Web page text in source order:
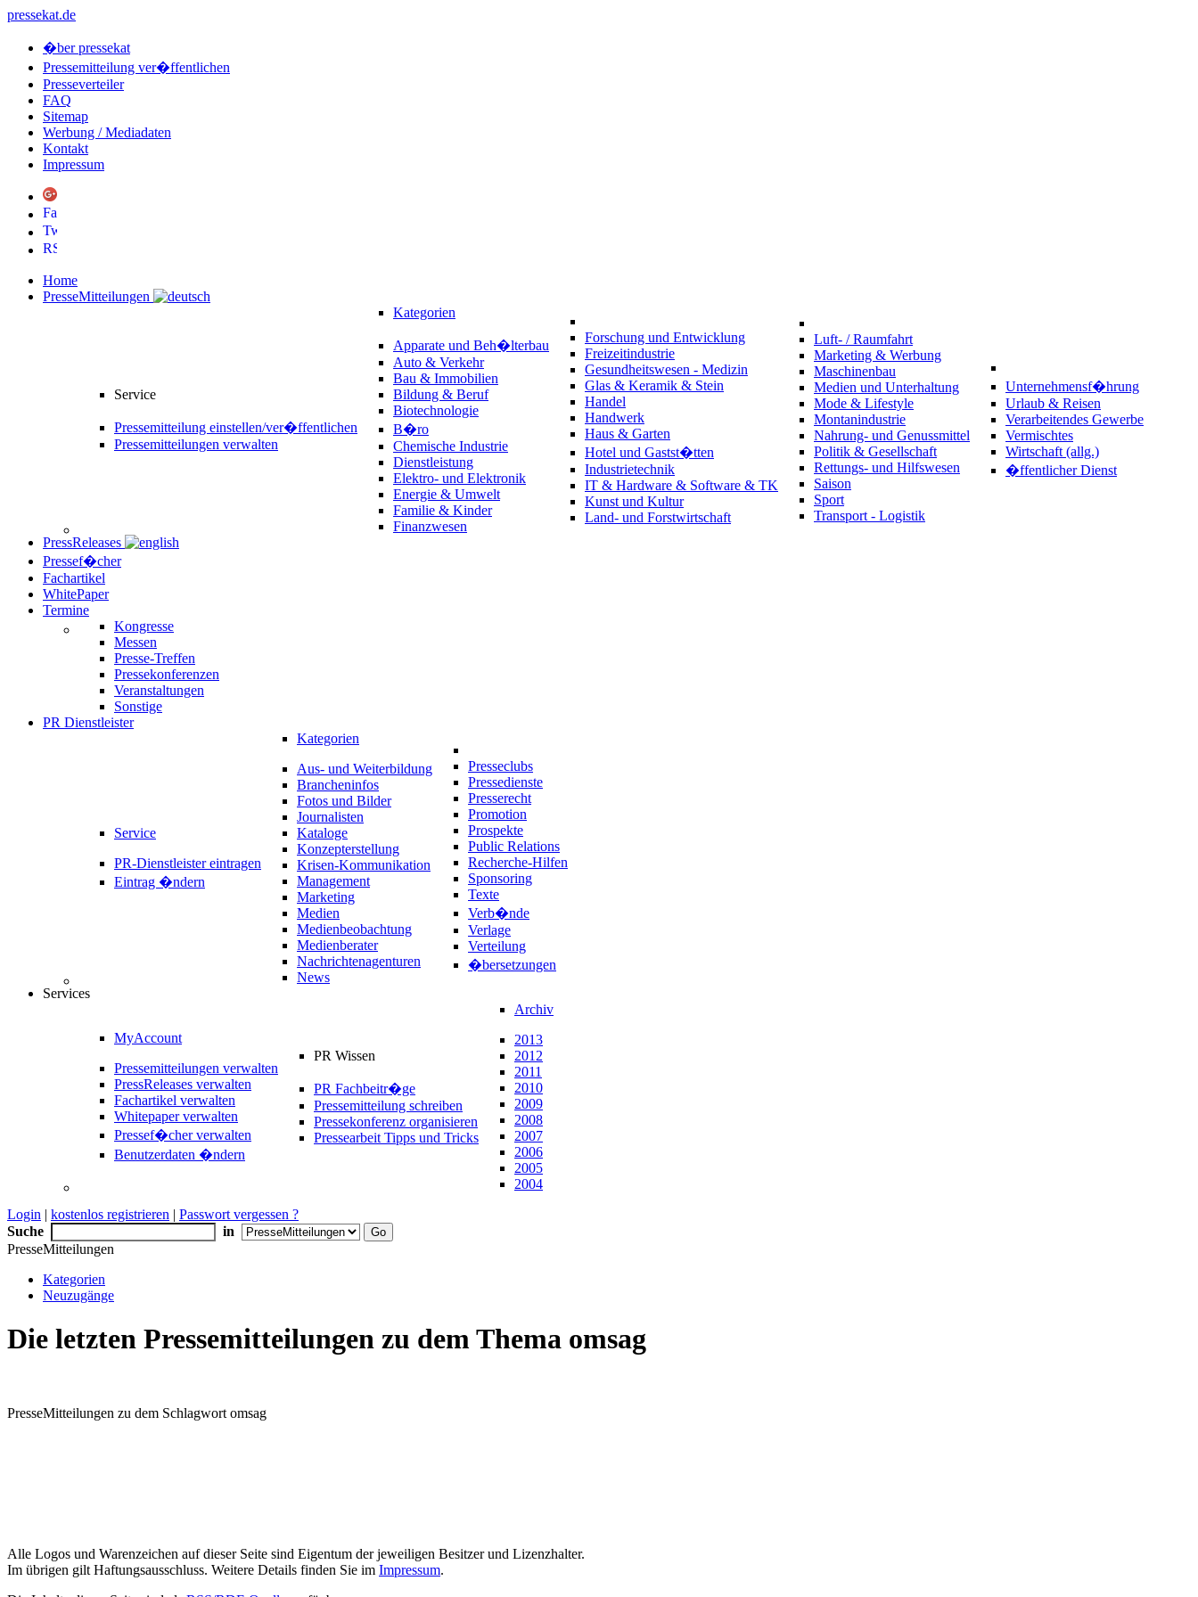
pressekat.de
�ber pressekat
Pressemitteilung ver�ffentlichen
Presseverteiler
FAQ
Sitemap
Werbung / Mediadaten
Kontakt
Impressum
Home
PresseMitteilungen
Service
Pressemitteilung einstellen/ver�ffentlichen
Pressemitteilungen verwalten
Kategorien
Apparate und Beh�lterbau
Auto & Verkehr
Bau & Immobilien
Bildung & Beruf
Biotechnologie
B�ro
Chemische Industrie
Dienstleistung
Elektro- und Elektronik
Energie & Umwelt
Familie & Kinder
Finanzwesen
Forschung und Entwicklung
Freizeitindustrie
Gesundheitswesen - Medizin
Glas & Keramik & Stein
Handel
Handwerk
Haus & Garten
Hotel und Gastst�tten
Industrietechnik
IT & Hardware & Software & TK
Kunst und Kultur
Land- und Forstwirtschaft
Luft- / Raumfahrt
Marketing & Werbung
Maschinenbau
Medien und Unterhaltung
Mode & Lifestyle
Montanindustrie
Nahrung- und Genussmittel
Politik & Gesellschaft
Rettungs- und Hilfswesen
Saison
Sport
Transport - Logistik
Unternehmensf�hrung
Urlaub & Reisen
Verarbeitendes Gewerbe
Vermischtes
Wirtschaft (allg.)
�ffentlicher Dienst
PressReleases
Pressef�cher
Fachartikel
WhitePaper
Termine
Kongresse
Messen
Presse-Treffen
Pressekonferenzen
Veranstaltungen
Sonstige
PR Dienstleister
Service
PR-Dienstleister eintragen
Eintrag �ndern
Kategorien
Aus- und Weiterbildung
Brancheninfos
Fotos und Bilder
Journalisten
Kataloge
Konzepterstellung
Krisen-Kommunikation
Management
Marketing
Medien
Medienbeobachtung
Medienberater
Nachrichtenagenturen
News
Presseclubs
Pressedienste
Presserecht
Promotion
Prospekte
Public Relations
Recherche-Hilfen
Sponsoring
Texte
Verb�nde
Verlage
Verteilung
�bersetzungen
Services
MyAccount
Pressemitteilungen verwalten
PressReleases verwalten
Fachartikel verwalten
Whitepaper verwalten
Pressef�cher verwalten
Benutzerdaten �ndern
PR Wissen
PR Fachbeitr�ge
Pressemitteilung schreiben
Pressekonferenz organisieren
Pressearbeit Tipps und Tricks
Archiv
2013
2012
2011
2010
2009
2008
2007
2006
2005
2004
Login | kostenlos registrieren | Passwort vergessen ?
Suche
in
PresseMitteilungen
Kategorien
Neuzugänge
Die letzten Pressemitteilungen zu dem Thema omsag
PresseMitteilungen zu dem Schlagwort omsag
Alle Logos und Warenzeichen auf dieser Seite sind Eigentum der jeweiligen Besitzer und Lizenzhalter.
Im übrigen gilt Haftungsausschluss. Weitere Details finden Sie im Impressum.